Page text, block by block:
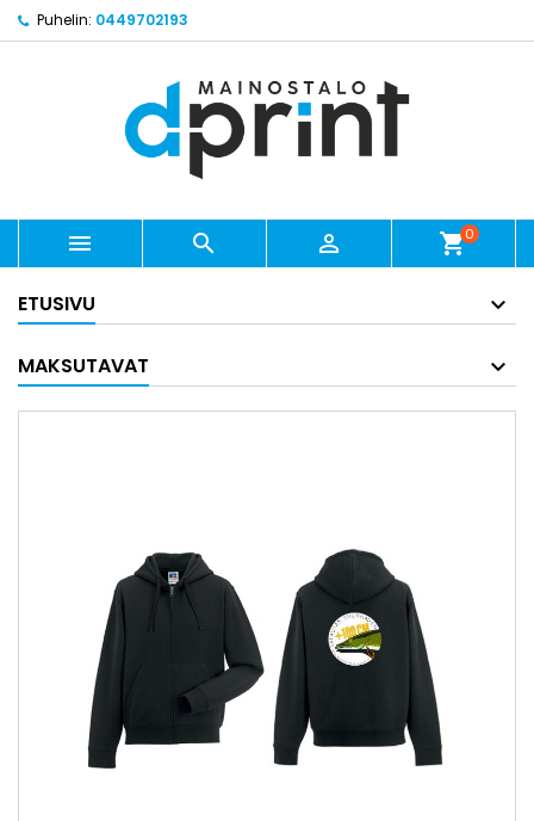
Puhelin: 0449702193
   shopping_cart0
ETUSIVU
MAKSUTAVAT